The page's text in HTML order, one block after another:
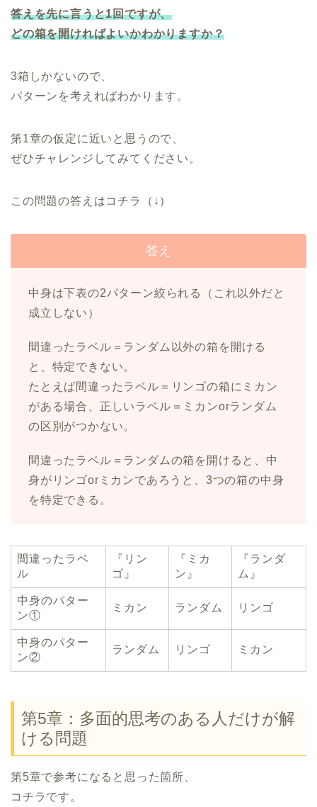
答えを先に言うと1回ですが、
どの箱を開ければよいかわかりますか？
3箱しかないので、
パターンを考えればわかります。
第1章の仮定に近いと思うので、
ぜひチャレンジしてみてください。
この問題の答えはコチラ（↓）
答え
中身は下表の2パターン絞られる（これ以外だと
成立しない）
間違ったラベル＝ランダム以外の箱を開ける
と、特定できない。
たとえば間違ったラベル＝リンゴの箱にミカン
がある場合、正しいラベル＝ミカンorランダム
の区別がつかない。
間違ったラベル＝ランダムの箱を開けると、中
身がリンゴorミカンであろうと、3つの箱の中身
を特定できる。
間違ったラベ
ル
『リン
ゴ』
『ミカ
ン』
『ランダ
ム』
中身のパター
ン①
ミカン ランダム リンゴ
中身のパター
ン②
ランダム リンゴ ミカン
第5章：多面的思考のある人だけが解
ける問題
第5章で参考になると思った箇所、
コチラです。